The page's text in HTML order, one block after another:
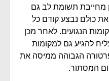
מחייבת תשומת לב גם
את כולם נבצע קודם כל
הנגועים. לאחר מכן
להגיע גם למקומות
הגבוהה ממיסה את
המסתור.